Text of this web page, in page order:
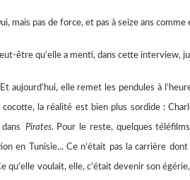
pas de force, et pas à seize ans comme
qu’elle a menti, dans cette interview,
elle remet les pendules à l’heure
cocotte, la réalité est bien plus sordide :
Pirates. Pour le reste, quelques
en Tunisie... Ce n’était pas la carrière
qu’elle voulait, elle, c’était devenir son